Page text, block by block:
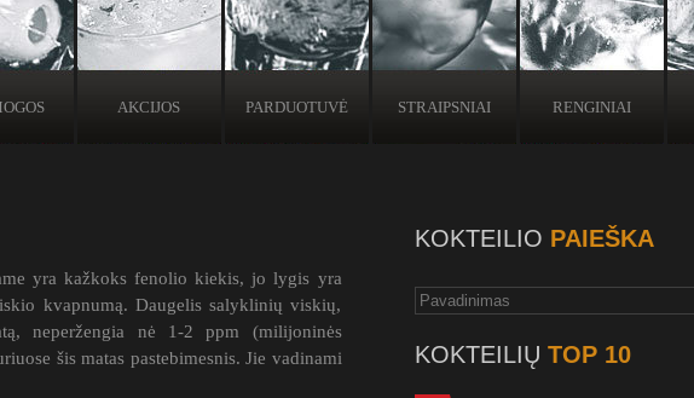
AKCIJOS PARDUOTUVĖ STRAIPSNIAI RENGINIAI
yra kažkoks fenolio kiekis, jo lygis yra
kvapnumą. Daugelis salyklinių viskių,
neperžengia nė 1-2 ppm (milijoninės
šis matas pastebimesnis. Jie vadinami
KOKTEILIO PAIEŠKA
KOKTEILIŲ TOP 10